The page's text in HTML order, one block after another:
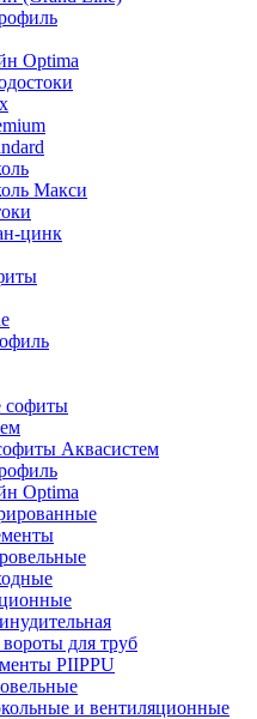
Optima
Макси
цинк
софиты
Аквасистем
Optima
для труб
PIIPPU
и вентиляционные